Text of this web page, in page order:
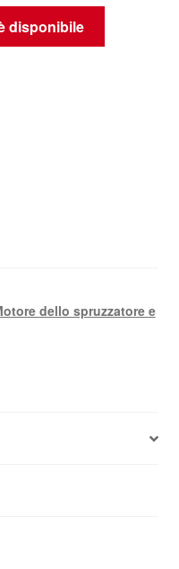
disponibile
dello spruzzatore e